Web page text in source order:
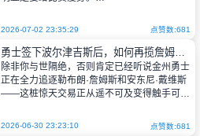
这套在NBA发展联盟打磨了三年的玩法相
当干脆：但凡两分或三分犯规，球员只需投一
次
2026-07-02 23:35:29 点赞数:681
勇士签下波尔津吉斯后，如何再揽詹姆斯与戴维斯？
除非你与世隔绝，否则肯定已经听说金州勇士
正在全力追逐勒布朗·詹姆斯和安东尼·戴维斯
——这桩惊天交易正从遥不可及变得触手可
员选项，紧接着詹姆斯向湖人表态将试
2026-06-30 23:23:10 点赞数:681